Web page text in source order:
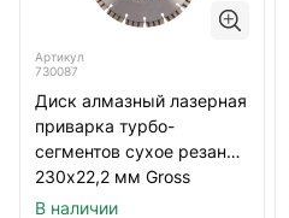
Артикул
730087
Диск алмазный лазерная
приварка турбо-
сегментов сухое резание
230х22,2 мм Gross
В наличии